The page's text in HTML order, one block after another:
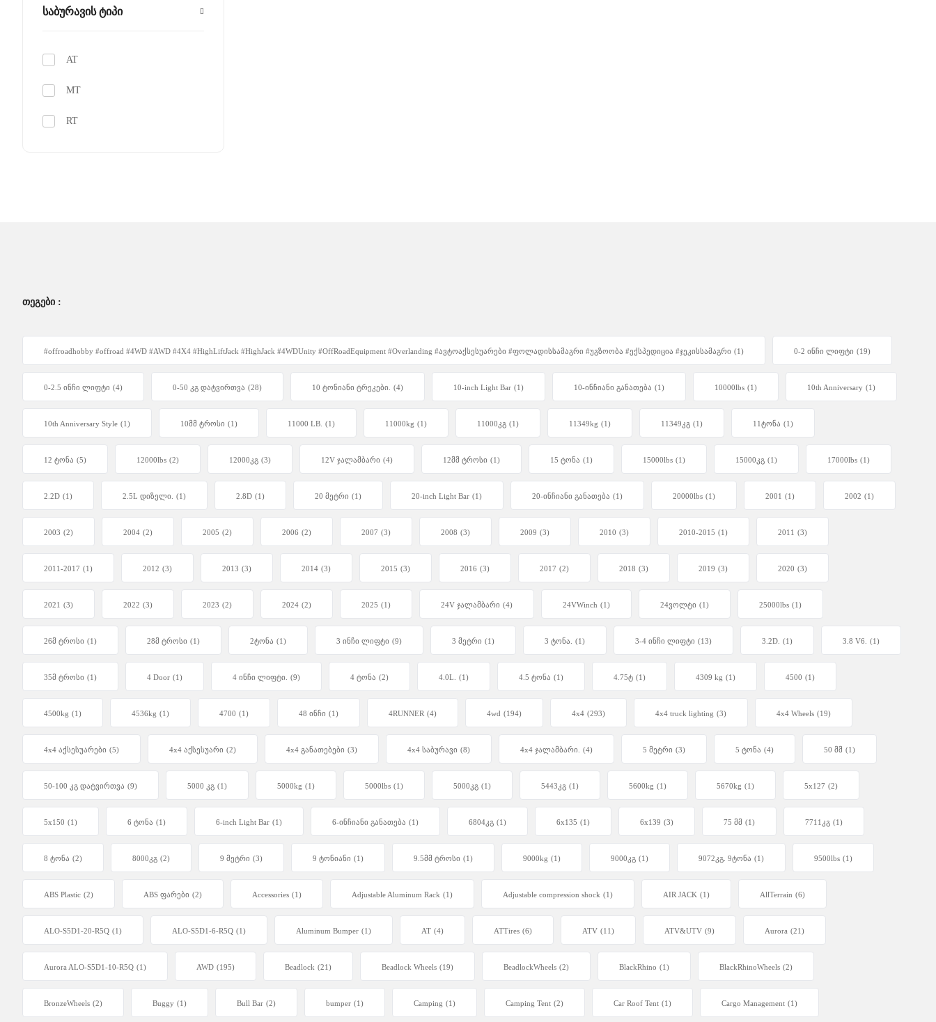
საბურავის ტიპი
AT
MT
RT
ᲗᲔᲒᲔᲑᲘ :
#offroadhobby #offroad #4WD #AWD #4X4 #HighLiftJack #HighJack #4WDUnity #OffRoadEquipment #Overlanding #ავტოაქსესუარები #ფოლადისსამაგრი #უგზოობა #ექსპედიცია #ჯეკისსამაგრი (1) 0-2 ინჩი ლიფტი (19)
0-2.5 ინჩი ლიფტი (4) 0-50 კგ დატვირთვა (28) 10 ტონიანი ტრეკები. (4) 10-inch Light Bar (1) 10-ინჩიანი განათება (1) 10000lbs (1) 10th Anniversary (1)
10th Anniversary Style (1) 10მმ ტროსი (1) 11000 LB. (1) 11000kg (1) 11000კგ (1) 11349kg (1) 11349კგ (1) 11ტონა (1)
12 ტონა (5) 12000lbs (2) 12000კგ (3) 12V ჯალამბარი (4) 12მმ ტროსი (1) 15 ტონა (1) 15000lbs (1) 15000კგ (1) 17000lbs (1)
2.2D (1) 2.5L დიზელი. (1) 2.8D (1) 20 მეტრი (1) 20-inch Light Bar (1) 20-ინჩიანი განათება (1) 20000lbs (1) 2001 (1) 2002 (1)
2003 (2) 2004 (2) 2005 (2) 2006 (2) 2007 (3) 2008 (3) 2009 (3) 2010 (3) 2010-2015 (1) 2011 (3)
2011-2017 (1) 2012 (3) 2013 (3) 2014 (3) 2015 (3) 2016 (3) 2017 (2) 2018 (3) 2019 (3) 2020 (3)
2021 (3) 2022 (3) 2023 (2) 2024 (2) 2025 (1) 24V ჯალამბარი (4) 24VWinch (1) 24ვოლტი (1) 25000lbs (1)
26მ ტროსი (1) 28მ ტროსი (1) 2ტონა (1) 3 ინჩი ლიფტი (9) 3 მეტრი (1) 3 ტონა. (1) 3-4 ინჩი ლიფტი (13) 3.2D. (1) 3.8 V6. (1)
35მ ტროსი (1) 4 Door (1) 4 ინჩი ლიფტი. (9) 4 ტონა (2) 4.0L. (1) 4.5 ტონა (1) 4.75ტ (1) 4309 kg (1) 4500 (1)
4500kg (1) 4536kg (1) 4700 (1) 48 ინჩი (1) 4RUNNER (4) 4wd (194) 4x4 (293) 4x4 truck lighting (3) 4x4 Wheels (19)
4x4 აქსესუარები (5) 4x4 აქსესუარი (2) 4x4 განათებები (3) 4x4 საბურავი (8) 4x4 ჯალამბარი. (4) 5 მეტრი (3) 5 ტონა (4) 50 მმ (1)
50-100 კგ დატვირთვა (9) 5000 კგ (1) 5000kg (1) 5000lbs (1) 5000კგ (1) 5443კგ (1) 5600kg (1) 5670kg (1) 5x127 (2)
5x150 (1) 6 ტონა (1) 6-inch Light Bar (1) 6-ინჩიანი განათება (1) 6804კგ (1) 6x135 (1) 6x139 (3) 75 მმ (1) 7711კგ (1)
8 ტონა (2) 8000კგ (2) 9 მეტრი (3) 9 ტონიანი (1) 9.5მმ ტროსი (1) 9000kg (1) 9000კგ (1) 9072კგ. 9ტონა (1) 9500lbs (1)
ABS Plastic (2) ABS ფარები (2) Accessories (1) Adjustable Aluminum Rack (1) Adjustable compression shock (1) AIR JACK (1) AllTerrain (6)
ALO-S5D1-20-R5Q (1) ALO-S5D1-6-R5Q (1) Aluminum Bumper (1) AT (4) ATTires (6) ATV (11) ATV&UTV (9) Aurora (21)
Aurora ALO-S5D1-10-R5Q (1) AWD (195) Beadlock (21) Beadlock Wheels (19) BeadlockWheels (2) BlackRhino (1) BlackRhinoWheels (2)
BronzeWheels (2) Buggy (1) Bull Bar (2) bumper (1) Camping (1) Camping Tent (2) Car Roof Tent (1) Cargo Management (1)